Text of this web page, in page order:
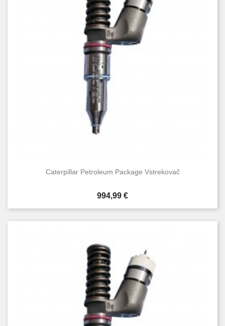
Caterpillar Petroleum Package Vstrekovač
Cena
994,99 €